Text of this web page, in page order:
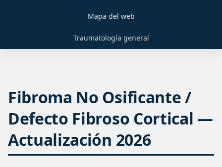
Mapa del web
Traumatología general
Fibroma No Osificante /
Defecto Fibroso Cortical —
Actualización 2026